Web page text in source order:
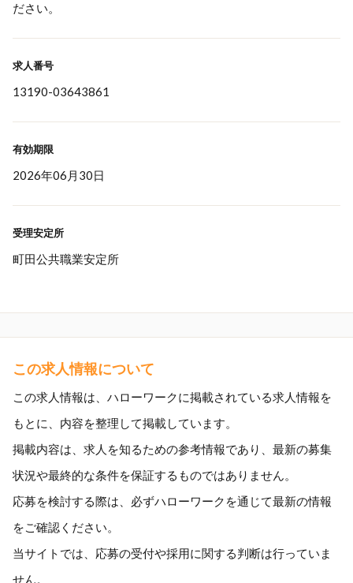
ださい。
求人番号
13190-03643861
有効期限
2026年06月30日
受理安定所
町田公共職業安定所
この求人情報について
この求人情報は、ハローワークに掲載されている求人情報を
もとに、内容を整理して掲載しています。
掲載内容は、求人を知るための参考情報であり、最新の募集
状況や最終的な条件を保証するものではありません。
応募を検討する際は、必ずハローワークを通じて最新の情報
をご確認ください。
当サイトでは、応募の受付や採用に関する判断は行っていま
せん。